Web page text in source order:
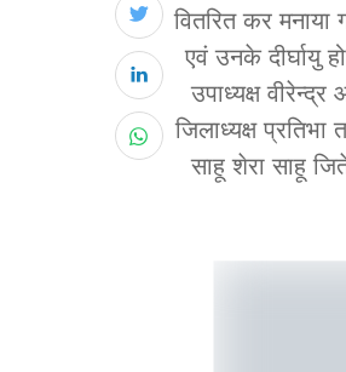
वितरित कर मनाया
एवं उनके दीर्घायु
उपाध्यक्ष
जिलाध्यक्ष
साहू शेरा साहू